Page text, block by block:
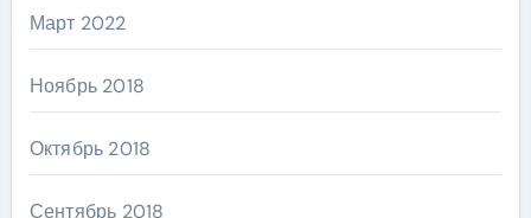
Март 2022
Ноябрь 2018
Октябрь 2018
Сентябрь 2018